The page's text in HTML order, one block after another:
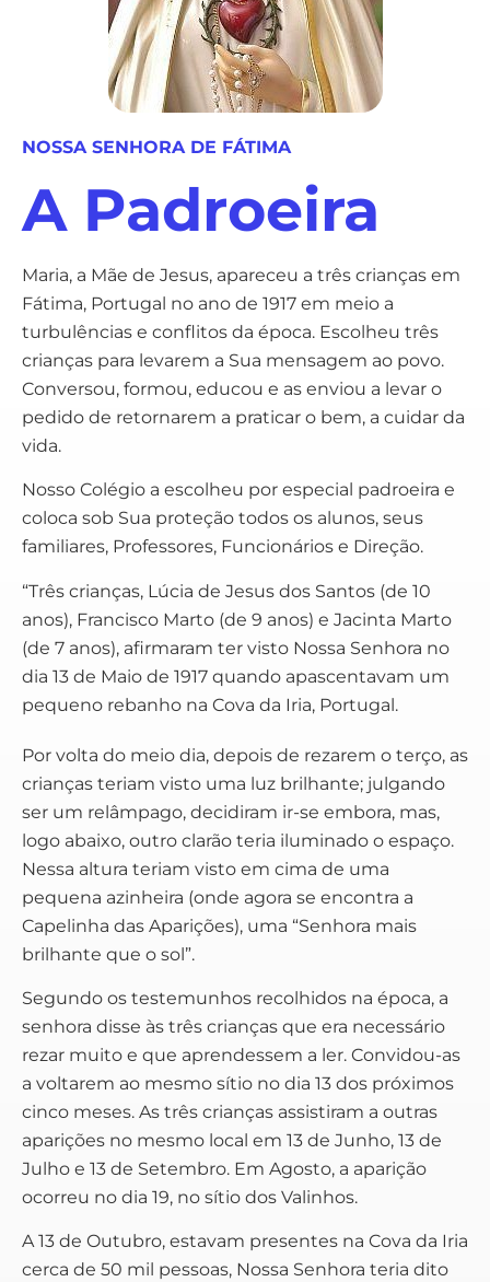
NOSSA SENHORA DE FÁTIMA
A Padroeira
Maria, a Mãe de Jesus, apareceu a três crianças em
Fátima, Portugal no ano de 1917 em meio a
turbulências e conflitos da época. Escolheu três
crianças para levarem a Sua mensagem ao povo.
Conversou, formou, educou e as enviou a levar o
pedido de retornarem a praticar o bem, a cuidar da
vida.
Nosso Colégio a escolheu por especial padroeira e
coloca sob Sua proteção todos os alunos, seus
familiares, Professores, Funcionários e Direção.
“Três crianças, Lúcia de Jesus dos Santos (de 10
anos), Francisco Marto (de 9 anos) e Jacinta Marto
(de 7 anos), afirmaram ter visto Nossa Senhora no
dia 13 de Maio de 1917 quando apascentavam um
pequeno rebanho na Cova da Iria, Portugal.
Por volta do meio dia, depois de rezarem o terço, as
crianças teriam visto uma luz brilhante; julgando
ser um relâmpago, decidiram ir-se embora, mas,
logo abaixo, outro clarão teria iluminado o espaço.
Nessa altura teriam visto em cima de uma
pequena azinheira (onde agora se encontra a
Capelinha das Aparições), uma “Senhora mais
brilhante que o sol”.
Segundo os testemunhos recolhidos na época, a
senhora disse às três crianças que era necessário
rezar muito e que aprendessem a ler. Convidou-as
a voltarem ao mesmo sítio no dia 13 dos próximos
cinco meses. As três crianças assistiram a outras
aparições no mesmo local em 13 de Junho, 13 de
Julho e 13 de Setembro. Em Agosto, a aparição
ocorreu no dia 19, no sítio dos Valinhos.
A 13 de Outubro, estavam presentes na Cova da Iria
cerca de 50 mil pessoas, Nossa Senhora teria dito